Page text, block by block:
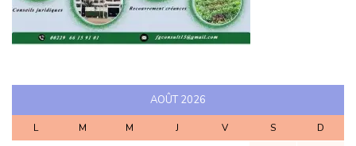
AOÛT 2026
L M M J V S D